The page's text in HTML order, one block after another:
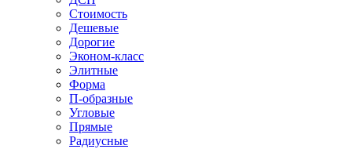
Стоимость
Дешевые
Дорогие
Эконом-класс
Элитные
Форма
П-образные
Угловые
Прямые
Радиусные